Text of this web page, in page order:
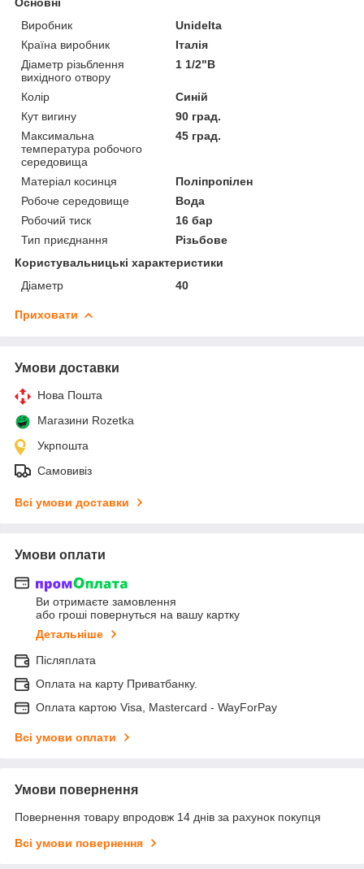
Виробник
Unidelta
Країна виробник
Італія
Діаметр різьблення
вихідного отвору
1 1/2"В
Колір
Синій
Кут вигину
90 град.
Максимальна
температура робочого
середовища
45 град.
Матеріал косинця
Поліпропілен
Робоче середовище
Вода
Робочий тиск
16 бар
Тип приєднання
Різьбове
Користувальницькі характеристики
Діаметр
40
Приховати
Умови доставки
Нова Пошта
Магазини Rozetka
Укрпошта
Самовивіз
Всі умови доставки
Умови оплати
Ви отримаєте замовлення
або гроші повернуться на вашу картку
Детальніше
Післяплата
Оплата на карту Приватбанку.
Оплата картою Visa, Mastercard - WayForPay
Всі умови оплати
Умови повернення
Повернення товару впродовж 14 днів за рахунок покупця
Всі умови повернення